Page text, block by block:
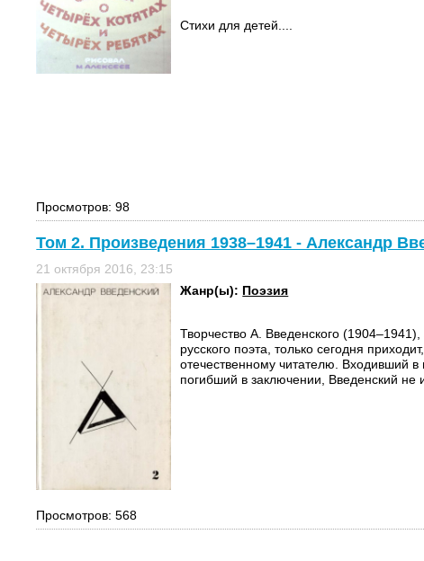
Стихи для детей....
Просмотров: 98
Том 2. Произведения 1938–1941 - Александр
21 октября 2016, 23:15
Жанр(ы): Поэзия
Творчество А. Введенского (1904–1941),
русского поэта, только сегодня
отечественному читателю. Входивший
погибший в заключении, Введенский не
Просмотров: 568